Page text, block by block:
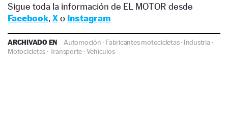
Sigue toda la información de EL MOTOR desde
Facebook, Xo Instagram
ARCHIVADO EN Automoción · Fabricantes motocicletas· Industria·
Motocicletas ·Transporte ·Vehículos